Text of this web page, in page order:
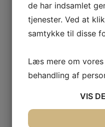
Polyester/
Teddy
Quilt
Rayon
Viskosejersey
Tekstilvoksduge
Uld / Uld look
de har indsamlet
tjenester. Ved at
samtykke til disse
Læs mere om
behandling af
VIS